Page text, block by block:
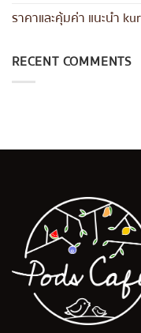
ราคาและคุ้มค่า แนะนำ
RECENT COMMENTS